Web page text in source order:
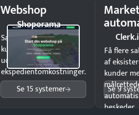
Webshop
Shoporama
Sælg produkter 24/7 til
kunder i hele landet
uden
ekspedientomkostninger.
Se 15 systemer
Få flere
af
kunder
beskeder.
Se 9